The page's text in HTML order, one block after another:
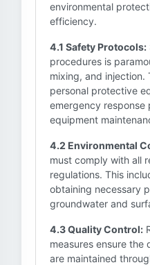
environmental
efficiency.
4.1 Safety Protocols:
procedures is
mixing, and injection.
personal protective
emergency response
equipment
4.2 Environmental
must comply with all
regulations. This
obtaining necessary
groundwater and
4.3 Quality Control:
measures ensure the
are maintained